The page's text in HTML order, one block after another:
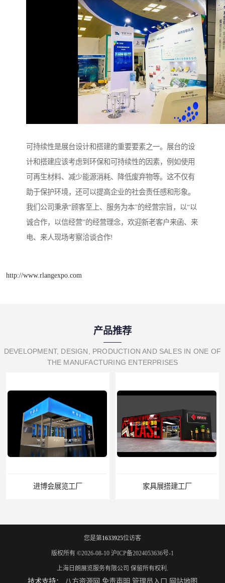
可持续性是展台设计和搭建的重要要素之一。展台的设
计和搭建应该考虑到环保和可持续性的因素，例如使用
可再生材料、减少能源消耗、降低废弃物等。这不仅有
助于保护环境，还可以提高企业的社会责任感和形象。
我们公司秉承“顾客至上、服务为本”的经营宗旨，以“以
诚合作，以信经营”的经营理念，欢迎新老客户来函、来
电、来人现场考察洽谈合作!
http://www.rlangexpo.com
产品推荐
DEVELOPMENT, DESIGN, PRODUCTION AND SALES IN ONE OF
THE MANUFACTURING ENTERPRISES
进博会展览工厂 家具展搭建工厂
您是第1633925位访客
版权所有 ©2026-08-10 沪ICP备2024053636号-1
上海日朗展览服务有限公司 保留所有权利.